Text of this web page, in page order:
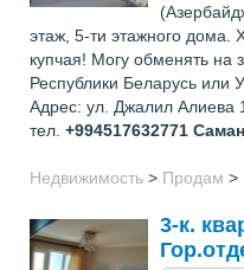
этаж, 5-ти этажного дома.
купчая! Могу обменять на
Республики Беларусь или
Адрес: ул. Джалил Алиева
тел. +994517632771
Недвижимость > Продам >
3-к.